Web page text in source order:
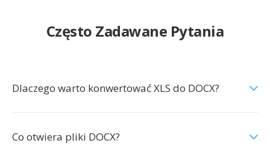
Często Zadawane Pytania
Dlaczego warto konwertować XLS do DOCX?
Co otwiera pliki DOCX?